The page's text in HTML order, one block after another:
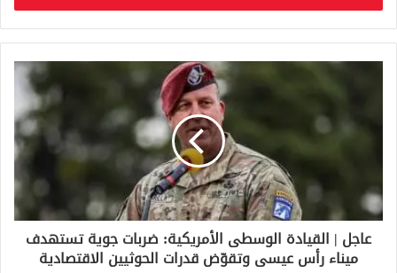
ب
ر
ي
د
ت
ر
عاجل | القيادة الوسطى الأمريكية: ضربات جوية تستهدف
ميناء رأس عيسى وتقوّض قدرات الحوثيين الاقتصادية